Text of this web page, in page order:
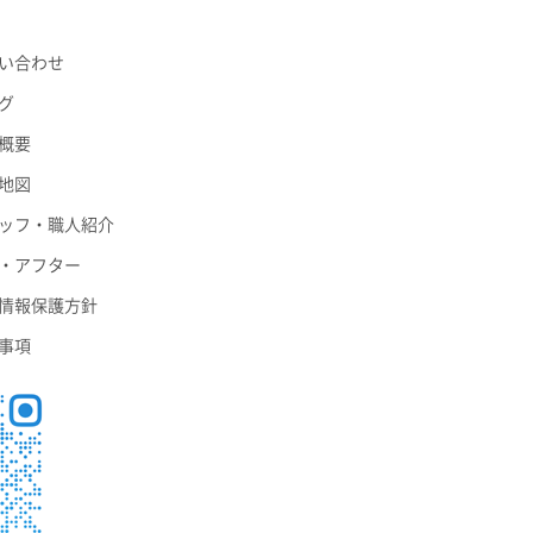
合わせ
要
図
フ・職人紹介
アフター
報保護方針
項